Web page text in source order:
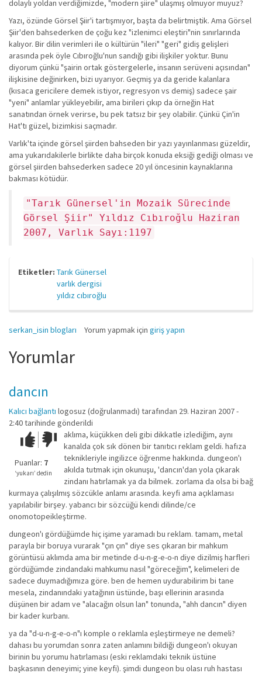
dolaylı yoldan verdiğimizde, "modern şiire" ulaşmış olmuyor muyuz?
Yazı, özünde Görsel Şiir'i tartışmıyor, başta da belirtmiştik. Ama Görsel
Şiir'den bahsederken de çoğu kez "izlenimci eleştiri"nin sınırlarında
kalıyor. Bir dilin verimleri ile o kültürün "ileri" "geri" gidiş gelişleri
arasında pek öyle Cıbıroğlu'nun sandığı gibi ilişkiler yoktur. Bunu
diyorum çünkü "şairin ortak göstergelerle, insanın serüveni açısından"
ilişkisine değinirken, bizi uyarıyor. Geçmiş ya da geride kalanlara
(kısaca gericilere demek istiyor, regresyon vs demiş) sadece şair
"yeni" anlamlar yükleyebilir, ama birileri çıkıp da örneğin Hat
sanatından örnek verirse, bu pek tatsız bir şey olabilir. Çünkü Çin'in
Hat'tı güzel, bizimkisi saçmadır.
Varlık'ta içinde görsel şiirden bahseden bir yazı yayınlanması güzeldir,
ama yukarıdakilerle birlikte daha birçok konuda eksiği gediği olması ve
görsel şiirden bahsederken sadece 20 yıl öncesinin kaynaklarına
bakması kötüdür.
"Tarık Günersel'in Mozaik Sürecinde
Görsel Şiir" Yıldız Cıbıroğlu Haziran
2007, Varlık Sayı:1197
Etiketler: Tarık Günersel
varlık dergisi
yıldız cıbıroğlu
serkan_isin blogları Yorum yapmak için giriş yapın
Yorumlar
dancın
Kalıcı bağlantı logosuz (doğrulanmadı) tarafından 29. Haziran 2007 -
2:40 tarihinde gönderildi
Çok iyi!O
kadar
iyi
değil!
Puanlar: 7
‘yukarı’ dedin
aklıma, küçükken deli gibi dikkatle izlediğim, aynı
kanalda çok sık dönen bir tanıtıcı reklam geldi. hafıza
teknikleriyle ingilizce öğrenme hakkında. dungeon'ı
akılda tutmak için okunuşu, 'dancın'dan yola çıkarak
zindanı hatırlamak ya da bilmek. zorlama da olsa bi bağ
kurmaya çalışılmış sözcükle anlamı arasında. keyfi ama açıklaması
yapılabilir birşey. yabancı bir sözcüğü kendi dilinde/ce
onomotopeikleştirme.
dungeon'ı gördüğümde hiç işime yaramadı bu reklam. tamam, metal
parayla bir boruya vurarak "çın çın" diye ses çıkaran bir mahkum
görüntüsü aklımda ama bir metinde d-u-n-g-e-o-n diye dizilmiş harfleri
gördüğümde zindandaki mahkumu nasıl "göreceğim", kelimeleri de
sadece duymadığımıza göre. ben de hemen uydurabilirim bi tane
mesela, zindanındaki yatağının üstünde, başı ellerinin arasında
düşünen bir adam ve "alacağın olsun lan" tonunda, "ahh dancın" diyen
bir kader kurbanı.
ya da "d-u-n-g-e-o-n"ı komple o reklamla eşleştirmeye ne demeli?
dahası bu yorumdan sonra zaten anlamını bildiği dungeon'ı okuyan
birinin bu yorumu hatırlaması (eski reklamdaki teknik üstüne
başkasının deneyimi; yine keyfi). şimdi dungeon bu olası ruh hastası